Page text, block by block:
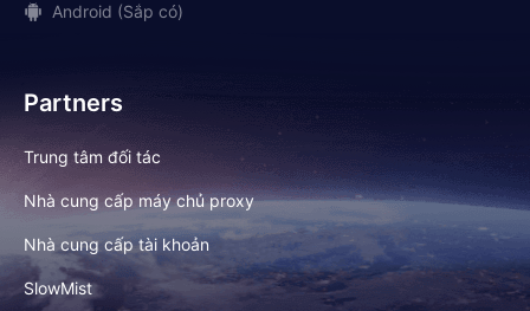
Android (Sắp có)
Partners
Trung tâm đối tác
Nhà cung cấp máy chủ proxy
Nhà cung cấp tài khoản
SlowMist